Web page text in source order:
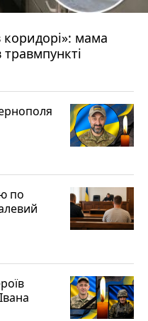
мама
по